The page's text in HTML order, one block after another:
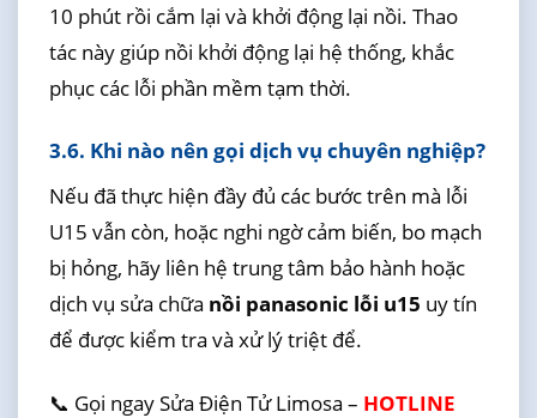
10 phút rồi cắm lại và khởi động lại nồi. Thao
tác này giúp nồi khởi động lại hệ thống, khắc
phục các lỗi phần mềm tạm thời.
3.6. Khi nào nên gọi dịch vụ chuyên nghiệp?
Nếu đã thực hiện đầy đủ các bước trên mà lỗi
U15 vẫn còn, hoặc nghi ngờ cảm biến, bo mạch
bị hỏng, hãy liên hệ trung tâm bảo hành hoặc
dịch vụ sửa chữa nồi panasonic lỗi u15 uy tín
để được kiểm tra và xử lý triệt để.
📞 Gọi ngay Sửa Điện Tử Limosa – HOTLINE